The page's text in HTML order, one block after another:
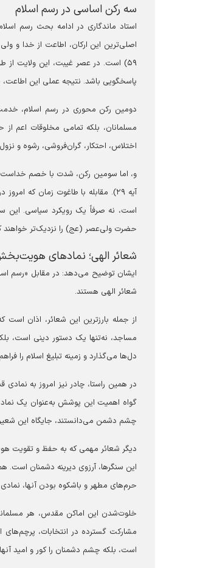
‏سه رکن اساسی در رسم اسلام
استاد ماندگاری در ادامه بحث رسم
اصلی‌ترین این ارکان، اطاعت از خدا و
۵۹) است. در عصر غیبت، این ولایت از
پاسخگویی باشد. نتیجه عملی این
دومین رکن محوری در رسم اسلام،
مسلمانان، بلکه تمامی مخلوقات اعم
اختلاس، احتکار، گران‌فروشی، رشوه و
و، اما سومین رکن، شدت با خصم خداست.
آیه ۲۹). مقابله با طاغوت زمان که
است، نه صرفاً یک رویکرد سیاسی. این
حضرت ولی‌عصر (عج) را نزدیک‌تر خواهند
‏شعائر الهی؛ نماد‌های
ایشان توضیح می‌دهد: در مقابل «رسم
شعائر الهی هستند.
از جمله بارزترین این شعائر، اذان
مساجد، نه‌تنها یک دستور دینی است،
دل‌ها می‌گذارد و زمینه تبلیغ اسلام را
در همین راستا، چادر نیز امروز به
گواه اهمیت این پوشش به‌عنوان یک
چشم دشمن می‌دانستند، جایگاه این
دیگر شعائر مهمی که به حفظ و تقویت
این سنگرها، آرزوی دیرینه دشمنان
حرم‌های مطهر و باشکوه بودن آنها،
مشارکت گسترده در انتخابات، پرچم‌های
است، بلکه چشم دشمنان را کور و امید